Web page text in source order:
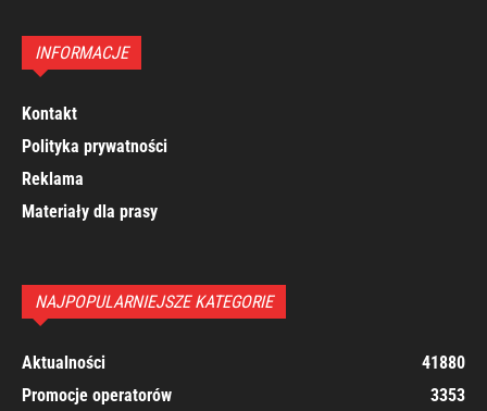
INFORMACJE
Kontakt
Polityka prywatności
Reklama
Materiały dla prasy
NAJPOPULARNIEJSZE KATEGORIE
Aktualności
41880
Promocje operatorów
3353